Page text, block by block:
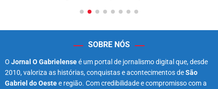
SOBRE NÓS
O Jornal O Gabrielenseé um portal de jornalismo digital que, desde
2010, valoriza as histórias, conquistas e acontecimentos deSão
Gabriel do Oestee região. Com credibilidade e compromisso com a